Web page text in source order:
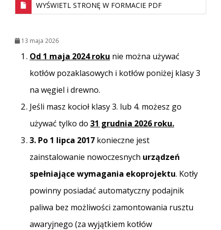
WYŚWIETL STRONĘ W FORMACIE PDF
13 maja 2026
Od 1 maja 2024 roku nie można używać
kotłów pozaklasowych i kotłów poniżej klasy 3
na węgiel i drewno.
Jeśli masz kocioł klasy 3. lub 4. możesz go
używać tylko do 31 grudnia 2026 roku.
3. Po 1 lipca 2017 konieczne jest
zainstalowanie nowoczesnych urządzeń
spełniające wymagania ekoprojektu. Kotły
powinny posiadać automatyczny podajnik
paliwa bez możliwości zamontowania rusztu
awaryjnego (za wyjątkiem kotłów